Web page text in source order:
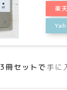
楽
3冊セットで手に